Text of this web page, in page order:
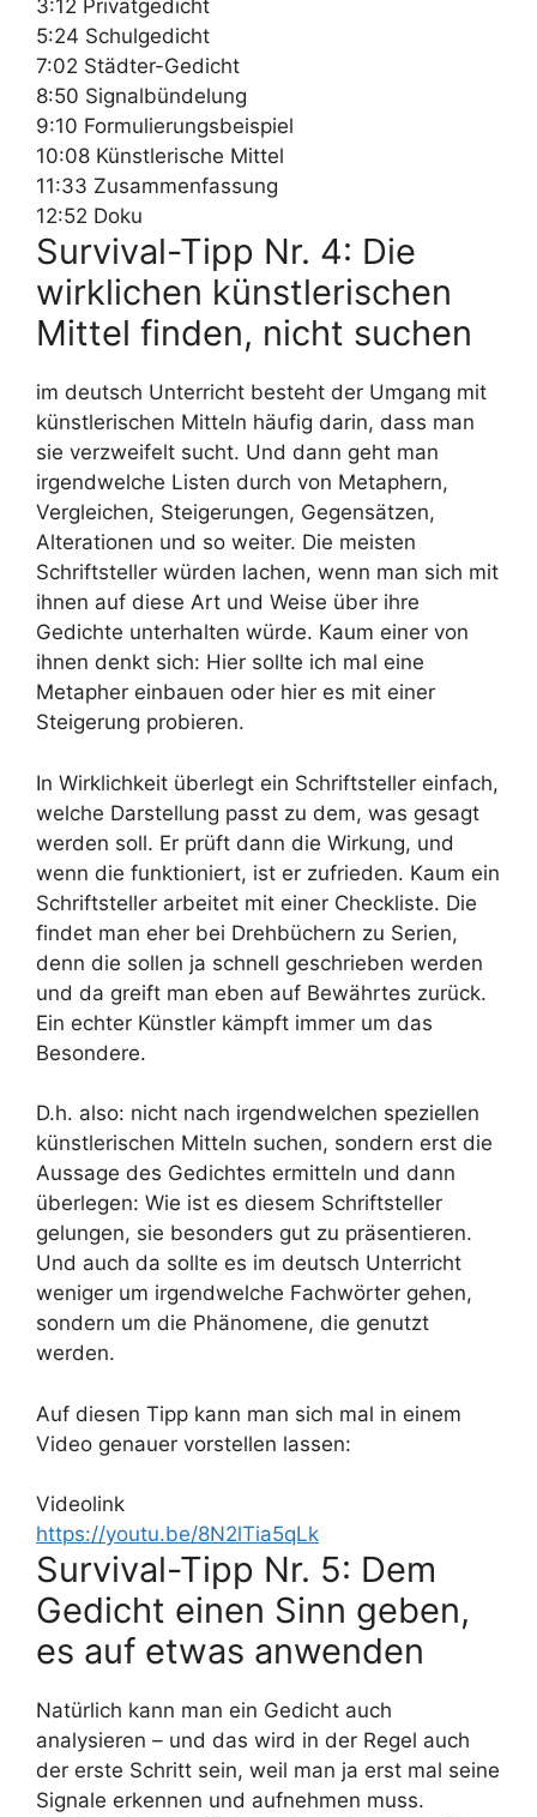
3:12 Privatgedicht
5:24 Schulgedicht
7:02 Städter-Gedicht
8:50 Signalbündelung
9:10 Formulierungsbeispiel
10:08 Künstlerische Mittel
11:33 Zusammenfassung
12:52 Doku
Survival-Tipp Nr. 4: Die
wirklichen künstlerischen
Mittel finden, nicht suchen
im deutsch Unterricht besteht der Umgang mit
künstlerischen Mitteln häufig darin, dass man
sie verzweifelt sucht. Und dann geht man
irgendwelche Listen durch von Metaphern,
Vergleichen, Steigerungen, Gegensätzen,
Alterationen und so weiter. Die meisten
Schriftsteller würden lachen, wenn man sich mit
ihnen auf diese Art und Weise über ihre
Gedichte unterhalten würde. Kaum einer von
ihnen denkt sich: Hier sollte ich mal eine
Metapher einbauen oder hier es mit einer
Steigerung probieren.
In Wirklichkeit überlegt ein Schriftsteller einfach,
welche Darstellung passt zu dem, was gesagt
werden soll. Er prüft dann die Wirkung, und
wenn die funktioniert, ist er zufrieden. Kaum ein
Schriftsteller arbeitet mit einer Checkliste. Die
findet man eher bei Drehbüchern zu Serien,
denn die sollen ja schnell geschrieben werden
und da greift man eben auf Bewährtes zurück.
Ein echter Künstler kämpft immer um das
Besondere.
D.h. also: nicht nach irgendwelchen speziellen
künstlerischen Mitteln suchen, sondern erst die
Aussage des Gedichtes ermitteln und dann
überlegen: Wie ist es diesem Schriftsteller
gelungen, sie besonders gut zu präsentieren.
Und auch da sollte es im deutsch Unterricht
weniger um irgendwelche Fachwörter gehen,
sondern um die Phänomene, die genutzt
werden.
Auf diesen Tipp kann man sich mal in einem
Video genauer vorstellen lassen:
Videolink
https://youtu.be/8N2lTia5qLk
Survival-Tipp Nr. 5: Dem
Gedicht einen Sinn geben,
es auf etwas anwenden
Natürlich kann man ein Gedicht auch
analysieren – und das wird in der Regel auch
der erste Schritt sein, weil man ja erst mal seine
Signale erkennen und aufnehmen muss.